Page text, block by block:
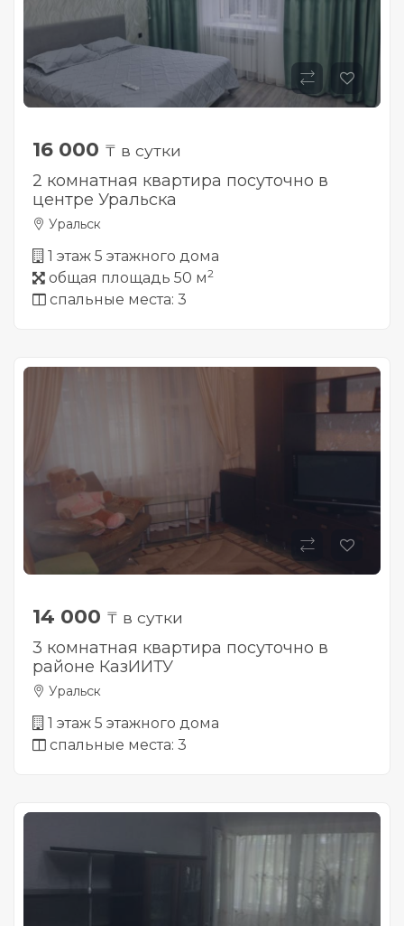
16 000 ₸ в сутки
2 комнатная квартира посуточно в
центре Уральска
Уральск
1 этаж 5 этажного дома
общая площадь 50 м2
спальные места: 3
14 000 ₸ в сутки
3 комнатная квартира посуточно в
районе КазИИТУ
Уральск
1 этаж 5 этажного дома
спальные места: 3